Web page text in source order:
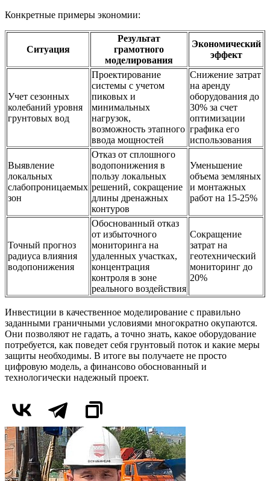
Конкретные примеры экономии:
Ситуация
Результат
грамотного
моделирования
Экономический
эффект
Учет сезонных
колебаний уровня
грунтовых вод
Проектирование
системы с учетом
пиковых и
минимальных
нагрузок,
возможность этапного
ввода мощностей
Снижение затрат
на аренду
оборудования до
30% за счет
оптимизации
графика его
использования
Выявление
локальных
слабопроницаемых
зон
Отказ от сплошного
водопонижения в
пользу локальных
решений, сокращение
длины дренажных
контуров
Уменьшение
объема земляных
и монтажных
работ на 15-25%
Точный прогноз
радиуса влияния
водопонижения
Обоснованный отказ
от избыточного
мониторинга на
удаленных участках,
концентрация
контроля в зоне
реального воздействия
Сокращение
затрат на
геотехнический
мониторинг до
20%
Инвестиции в качественное моделирование с правильно
заданными граничными условиями многократно окупаются.
Они позволяют не гадать, а точно знать, какое оборудование
потребуется, как поведет себя грунтовый поток и какие меры
защиты необходимы. В итоге вы получаете не просто
цифровую модель, а финансово обоснованный и
технологически надежный проект.